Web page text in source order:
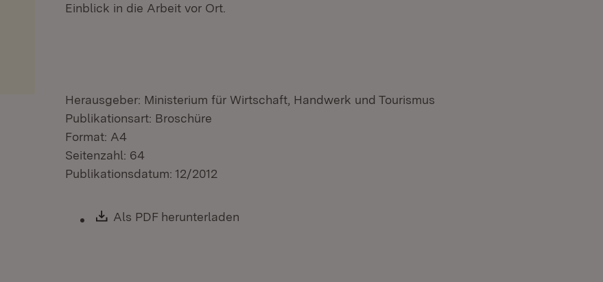
Einblick in die Arbeit vor Ort.
Herausgeber: Ministerium für Wirtschaft, Handwerk und Tourismus
Publikationsart: Broschüre
Format: A4
Seitenzahl: 64
Publikationsdatum: 12/2012
Download:
Als PDF herunterladen